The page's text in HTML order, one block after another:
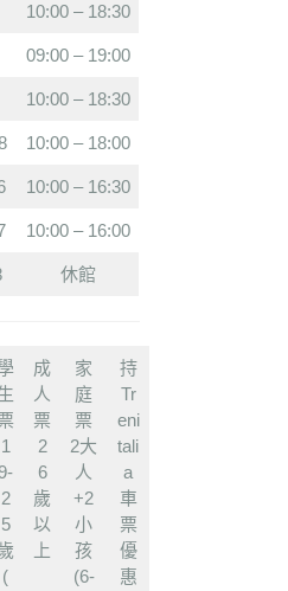
10:00 – 18:30
09:00 – 19:00
10:00 – 18:30
10:00 – 18:00
10:00 – 16:30
10:00 – 16:00
休館
1
2
5
(
成
人
票
2
6
歲
以
上
家
庭
票
2大
人
+2
小
孩
(6-
持
Tr
eni
tali
a
車
票
優
惠